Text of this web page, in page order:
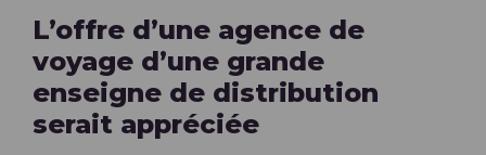
L’offre d’une agence de
voyage d’une grande
enseigne de distribution
serait appréciée